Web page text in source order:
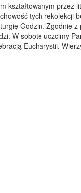
kształtowanym
tych rekolekcji
Godzin. Zgodnie
W sobotę uczcimy
Eucharystii.